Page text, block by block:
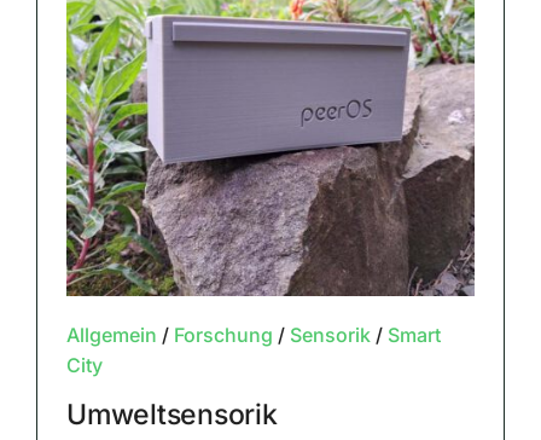
Allgemein / Forschung / Sensorik/ Smart
City
Umweltsensorik